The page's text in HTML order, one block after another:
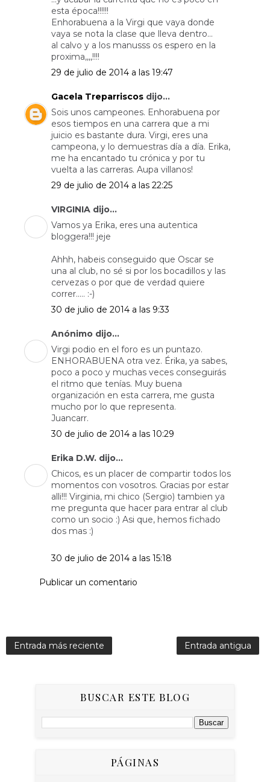
esta época!!!!!!
Enhorabuena a la Virgi que vaya donde
vaya se nota la clase que lleva dentro...
al calvo y a los manusss os espero en la
proxima,,,,!!!!
29 de julio de 2014 a las 19:47
Gacela Treparriscos dijo...
Sois unos campeones. Enhorabuena por
esos tiempos en una carrera que a mi
juicio es bastante dura. Virgi, eres una
campeona, y lo demuestras día a día. Erika,
me ha encantado tu crónica y por tu
vuelta a las carreras. Aupa villanos!
29 de julio de 2014 a las 22:25
VIRGINIA dijo...
Vamos ya Erika, eres una autentica
bloggera!!! jeje
Ahhh, habeis conseguido que Oscar se
una al club, no sé si por los bocadillos y las
cervezas o por que de verdad quiere
correr..... :-)
30 de julio de 2014 a las 9:33
Anónimo dijo...
Virgi podio en el foro es un puntazo.
ENHORABUENA otra vez. Érika, ya sabes,
poco a poco y muchas veces conseguirás
el ritmo que tenías. Muy buena
organización en esta carrera, me gusta
mucho por lo que representa.
Juancarr.
30 de julio de 2014 a las 10:29
Erika D.W. dijo...
Chicos, es un placer de compartir todos los
momentos con vosotros. Gracias por estar
alli!!! Virginia, mi chico (Sergio) tambien ya
me pregunta que hacer para entrar al club
como un socio :) Asi que, hemos fichado
dos mas :)
30 de julio de 2014 a las 15:18
Publicar un comentario
Entrada más reciente Entrada antigua
BUSCAR ESTE BLOG
PÁGINAS